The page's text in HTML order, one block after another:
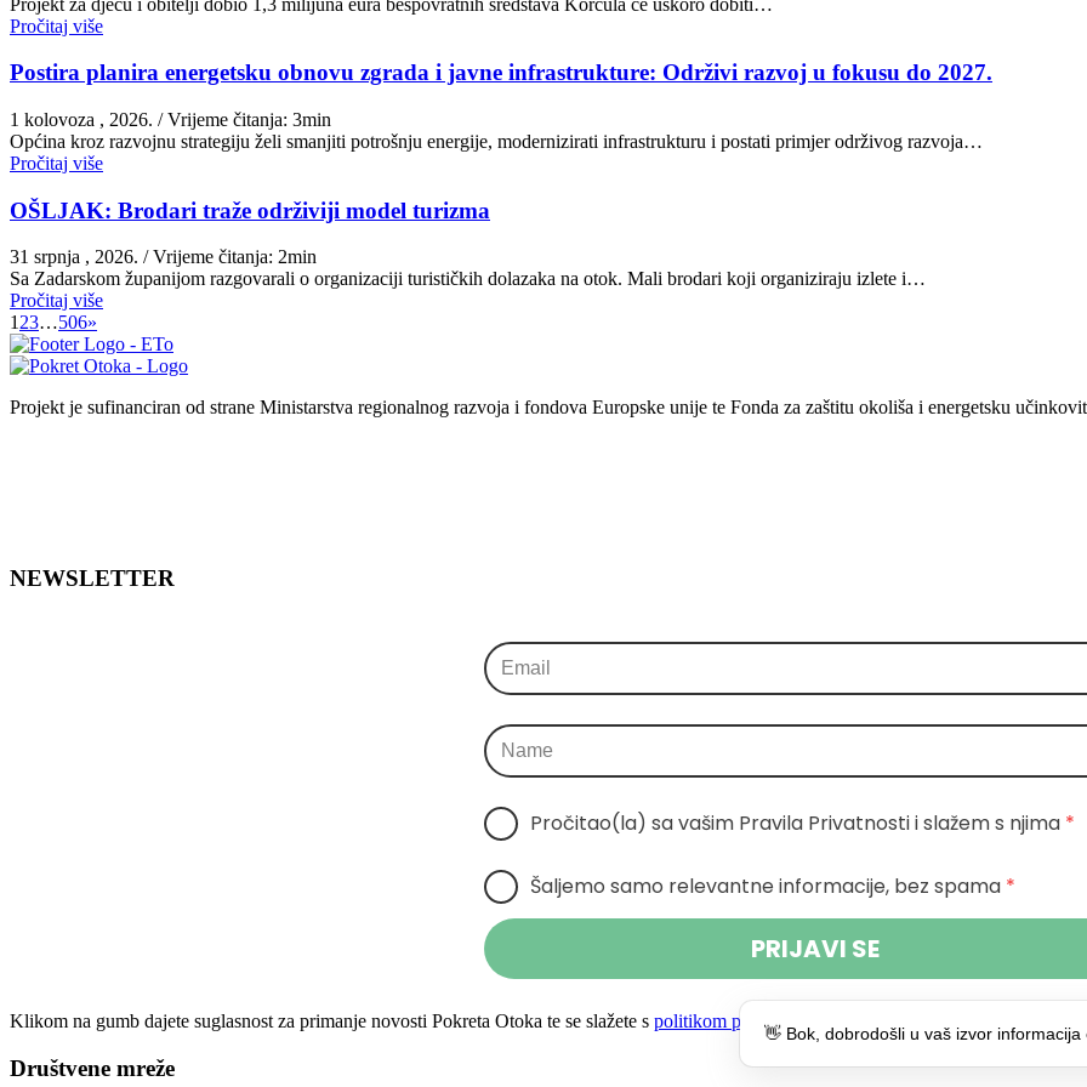
Pročitaj više
Postira planira energetsku obnovu zgrada i javne infrastrukture: Održivi razvoj u fokusu do 2027.
1 kolovoza , 2026. / Vrijeme čitanja: 3min
Općina kroz razvojnu strategiju želi smanjiti potrošnju energije, modernizirati infrastrukturu i postati primjer održivog razvoja…
Pročitaj više
OŠLJAK: Brodari traže održiviji model turizma
31 srpnja , 2026. / Vrijeme čitanja: 2min
Sa Zadarskom županijom razgovarali o organizaciji turističkih dolazaka na otok. Mali brodari koji organiziraju izlete i…
Pročitaj više
123…506»
Projekt je sufinanciran od strane Ministarstva regionalnog razvoja i fondova Europske unije te Fonda za zaštitu okoliša i energetsku
NEWSLETTER
Pročitao(la) sa vašim Pravila Privatnosti i slažem s njima *
Šaljemo samo relevantne informacije, bez spama *
PRIJAVI SE
Klikom na gumb dajete suglasnost za primanje novosti Pokreta Otoka te se slažete s politikom privatnosti.
Društvene mreže
👋 Bok, dobrodošli u vaš izvor